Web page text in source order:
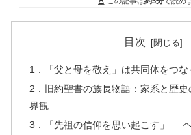
目次
1．「父と母を敬え」は共同体をつな
2．旧約聖書の族長物語：家系と歴
界観
3．「先祖の信仰を思い起こす」──